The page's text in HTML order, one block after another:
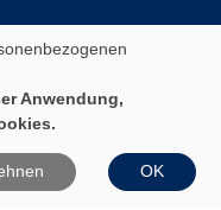
Anwendung,
OK